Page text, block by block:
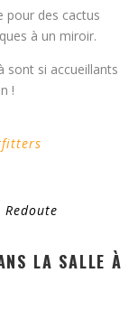
pour des cactus
à un miroir.
sont si accueillants
!
LA SALLE À